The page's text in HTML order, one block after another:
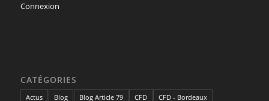
Connexion
CATÉGORIES
Actus Blog Blog Article 79 CFD CFD - Bordeaux